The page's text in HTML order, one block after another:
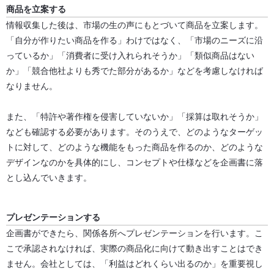
商品を立案する
情報収集した後は、市場の生の声にもとづいて商品を立案します。
「自分が作りたい商品を作る」わけではなく、「市場のニーズに沿
っているか」「消費者に受け入れられそうか」「類似商品はない
か」「競合他社よりも秀でた部分があるか」などを考慮しなければ
なりません。
また、「特許や著作権を侵害していないか」「採算は取れそうか」
なども確認する必要があります。そのうえで、どのようなターゲッ
トに対して、どのような機能をもった商品を作るのか、どのような
デザインなのかを具体的にし、コンセプトや仕様などを企画書に落
とし込んでいきます。
プレゼンテーションする
企画書ができたら、関係各所へプレゼンテーションを行います。こ
こで承認されなければ、実際の商品化に向けて動き出すことはでき
ません。会社としては、「利益はどれくらい出るのか」を重要視し